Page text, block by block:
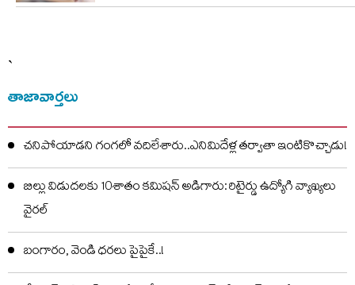
`
తాజావార్తలు
చనిపోయాడని గంగలో వదిలేశారు..ఎనిమిదేళ్ల తర్వాతా ఇంటికొచ్చాడు!
బిల్లు విడుదలకు 10శాతం కమిషన్ అడిగారు: రిటైర్డు ఉద్యోగి వ్యాఖ్యలు
వైరల్
బంగారం, వెండి ధరలు పైపైకే..!